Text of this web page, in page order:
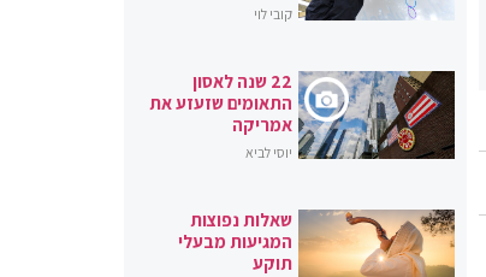
קובי לוי
22 שנה לאסון
התאומים שזעזע את
אמריקה
יוסי לביא
שאלות נפוצות
המגיעות מבעלי
תוקע